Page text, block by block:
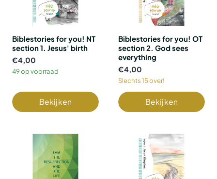
Biblestories for you! NT
section 1. Jesus' birth
€4,00
49 op voorraad
Bekijken
Biblestories for you! OT
section 2. God sees
everything
€4,00
Slechts 15 over!
Bekijken